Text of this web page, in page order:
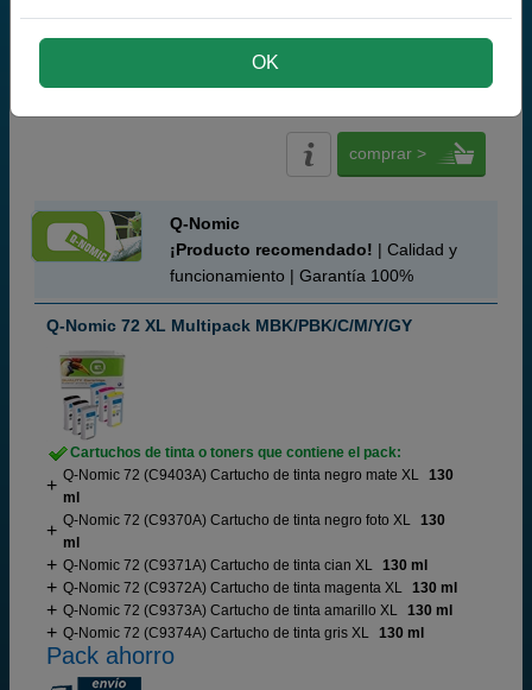
comprar >
Q-Nomic
¡Producto recomendado! | Calidad y
funcionamiento | Garantía 100%
Q-Nomic 72 XL Multipack MBK/PBK/C/M/Y/GY
Cartuchos de tinta o toners que contiene el pack:
Q-Nomic 72 (C9403A) Cartucho de tinta negro mate XL 130
ml
Q-Nomic 72 (C9370A) Cartucho de tinta negro foto XL 130
ml
Q-Nomic 72 (C9371A) Cartucho de tinta cian XL 130 ml
Q-Nomic 72 (C9372A) Cartucho de tinta magenta XL 130 ml
Q-Nomic 72 (C9373A) Cartucho de tinta amarillo XL 130 ml
Q-Nomic 72 (C9374A) Cartucho de tinta gris XL 130 ml
Pack ahorro
OK